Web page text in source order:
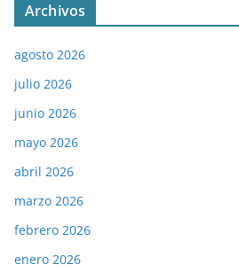
Archivos
agosto 2026
julio 2026
junio 2026
mayo 2026
abril 2026
marzo 2026
febrero 2026
enero 2026